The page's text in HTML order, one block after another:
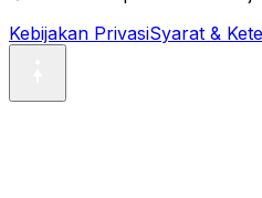
Hari Minggu Bulan
-